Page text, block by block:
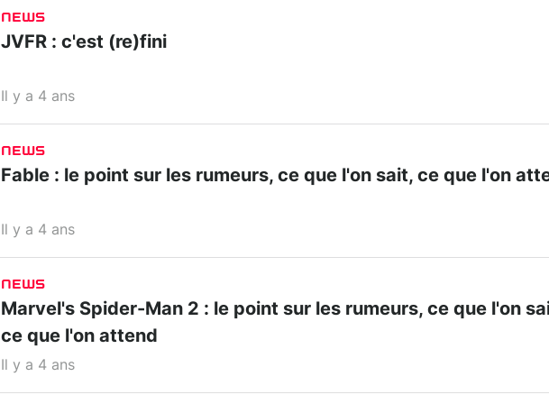
NEWS
JVFR : c'est (re)fini
Il y a 4 ans
NEWS
Fable : le point sur les rumeurs, ce que l'on sait, ce que l'on
Il y a 4 ans
NEWS
Marvel's Spider-Man 2 : le point sur les rumeurs, ce que l'on
ce que l'on attend
Il y a 4 ans